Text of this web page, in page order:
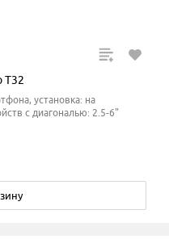
T32
установка: на
с диагональю: 2.5-6"